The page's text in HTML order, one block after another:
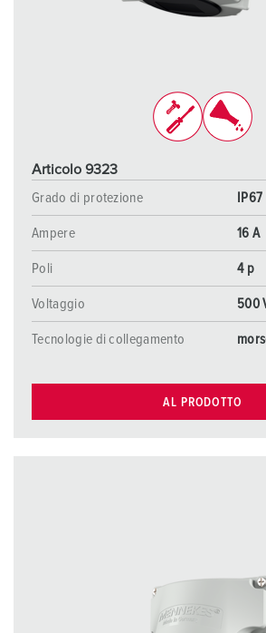
Articolo 9323
Grado di protezione
IP67
Ampere 16 A
Poli 4 p
Voltaggio 500
Tecnologie di collegamento
AL PRODOTTO